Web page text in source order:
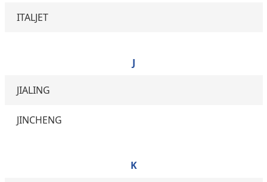
ITALJET
J
JIALING
JINCHENG
K